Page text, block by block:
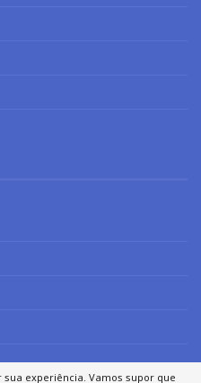
experiência. Vamos supor que